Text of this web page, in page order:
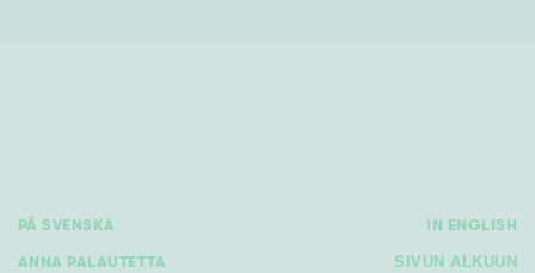
PÅ SVENSKA IN ENGLISH
ANNA PALAUTETTA SIVUN ALKUUN